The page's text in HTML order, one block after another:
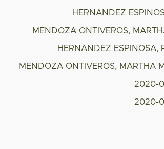
HERNANDEZ
MENDOZA ONTIVEROS,
HERNANDEZ ESPINOSA,
MENDOZA ONTIVEROS, MARTHA
2020-
2020-